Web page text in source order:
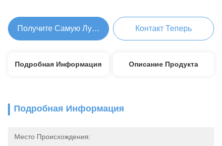
Получите Самую Лучшую Цену Контакт Теперь
Подробная Информация Описание Продукта
Подробная Информация
Место Происхождения: